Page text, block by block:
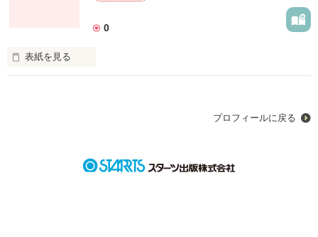
0
表紙を見る
プロフィールに戻る